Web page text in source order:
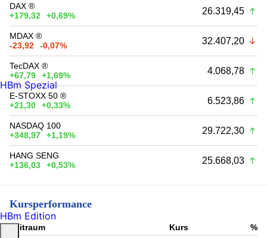
DAX ®
+179,32
+0,69% 26.319,45
MDAX ®
-23,92
-0,07% 32.407,20
TecDAX ®
+67,79
+1,69% 4.068,78
E-STOXX 50 ®
+21,30
+0,33% 6.523,86
NASDAQ 100
+348,97
+1,19% 29.722,30
HANG SENG
+136,03
+0,53% 25.668,03
Kursperformance
Zeitraum Kurs
%
HBm Spezial
HBm Edition